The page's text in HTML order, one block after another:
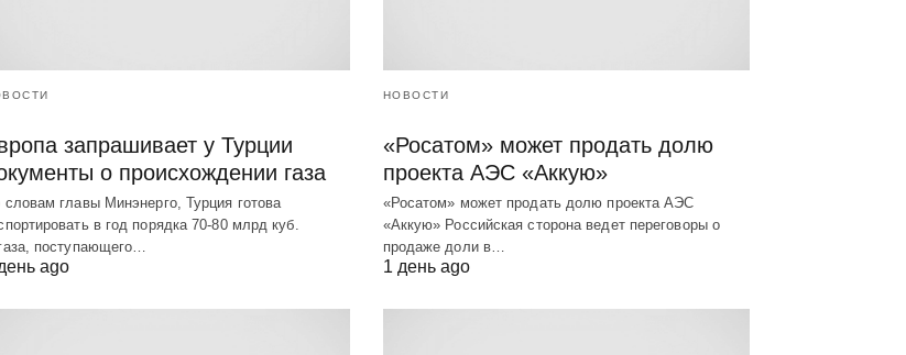
запрашивает у Турции
о происхождении газа
словам главы Минэнерго, Турция готова
в год порядка 70-80 млрд куб.
поступающего…
ago
НОВОСТИ
«Росатом» может продать долю
проекта АЭС «Аккую»
«Росатом» может продать долю проекта АЭС
«Аккую» Российская сторона ведет переговоры о
продаже доли в…
1 день ago